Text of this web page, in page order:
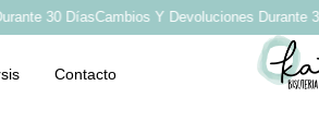
30 DíasCambios Y Devoluciones Durante 30
Contacto